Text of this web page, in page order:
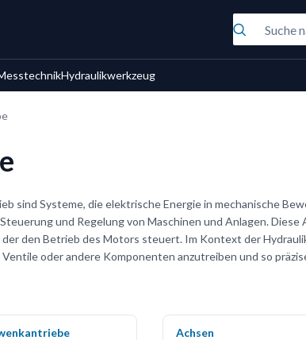
Hydraulikwerkzeug
sind Systeme, die elektrische Energie in mechanische
und Regelung von Maschinen und Anlagen.
den Betrieb des Motors steuert. Im Kontext der
oder andere Komponenten anzutreiben und so
Achsen